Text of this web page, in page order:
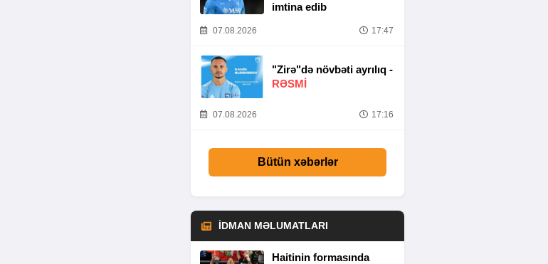
imtina edib
07.08.2026 17:47
"Zirə"də növbəti ayrılıq -
RƏSMİ
07.08.2026 17:16
Bütün xəbərlər
İDMAN MƏLUMATLARI
Haitinin formasında